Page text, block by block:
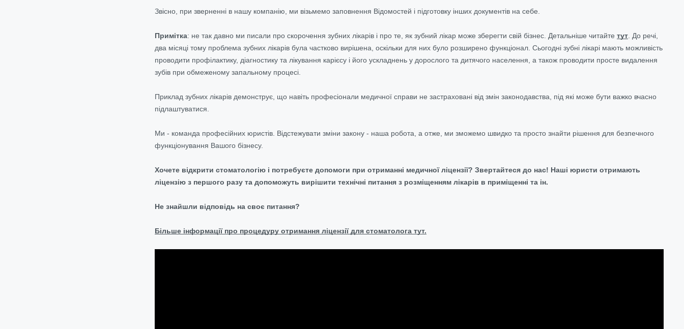
Звісно, при зверненні в нашу компанію, ми візьмемо заповнення Відомостей і підготовку інших документів на себе.
Примітка: не так давно ми писали про скорочення зубних лікарів і про те, як зубний лікар може зберегти свій бізнес. Детальніше читайте тут . До речі,
два місяці тому проблема зубних лікарів була частково вирішена, оскільки для них було розширено функціонал. Сьогодні зубні лікарі мають можливість
проводити профілактику, діагностику та лікування карієсу і його ускладнень у дорослого та дитячого населення, а також проводити просте видалення
зубів при обмеженому запальному процесі.
Приклад зубних лікарів демонструє, що навіть професіонали медичної справи не застраховані від змін законодавства, під які може бути важко вчасно
підлаштуватися.
Ми - команда професійних юристів. Відстежувати зміни закону - наша робота, а отже, ми зможемо швидко та просто знайти рішення для безпечного
функціонування Вашого бізнесу.
Хочете відкрити стоматологію і потребуєте допомоги при отриманні медичної ліцензії? Звертайтеся до нас! Наші юристи отримають
ліцензію з першого разу та допоможуть вирішити технічні питання з розміщенням лікарів в приміщенні та ін.
Не знайшли відповідь на своє питання?
Більше інформації про процедуру отримання ліцензії для стоматолога тут.